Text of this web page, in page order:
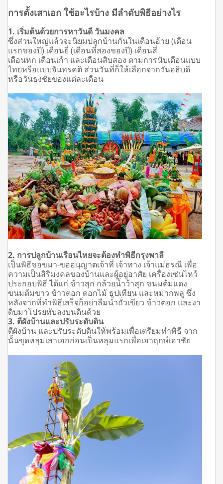
การตั้งเสาเอก ใช้อะไรบ้าง มีลำดับพิธีอย่างไร
1. เริ่มต้นด้วยการหาวันดี วันมงคล
ซึ่งส่วนใหญ่แล้วจะนิยมปลูกบ้านกันในเดือนอ้าย (เดือน
แรกของปี) เดือนยี่ (เดือนที่สองของปี) เดือนสี่
เดือนหก เดือนเก้า และเดือนสิบสอง ตามการนับเดือนแบบ
ไทยหรือแบบจันทรคติ ส่วนวันที่ก็ให้เลือกจากวันอธิบดี
หรือวันธงชัยของแต่ละเดือน
2. การปลูกบ้านเรือนไทยจะต้องทำพิธีกรุงพาลี
เป็นพิธีขอขมา-ขออนุญาตเจ้าที่ เจ้าทาง เจ้าแม่ธรณี เพื่อ
ความเป็นสิริมงคลของบ้านและผู้อยู่อาศัย เครื่องเซ่นไหว้
ประกอบพิธีได้แก่ ข้าวสุก กล้วยน้ำว้าสุก ขนมต้มแดง
ขนมต้มขาว ข้าวตอก ดอกไม้ ธูปเทียน และหมากพลู ซึ่ง
หลังจากที่ทำพิธีเสร็จก็อย่าลืมนำถั่วเขียว ข้าวตอก และงา
ดิบมาโปรยทับลงบนดินด้วย
3. ตีผังบ้านและปรับระดับดิน
ตีผังบ้าน และปรับระดับดินให้พร้อมเพื่อเตรียมทำพิธี จาก
นั้นขุดหลุมเสาเอกก่อนเป็นหลุมแรกเพื่อเอาฤกษ์เอาชัย